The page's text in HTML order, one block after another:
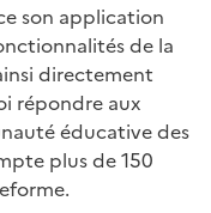
son application
de la
directement
répondre aux
éducative des
plus de 150